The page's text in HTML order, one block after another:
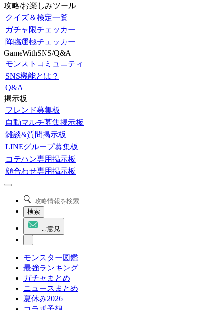
攻略/お楽しみツール
クイズ＆検定一覧
ガチャ限チェッカー
降臨運極チェッカー
GameWithSNS/Q&A
モンストコミュニティ
SNS機能とは？
Q&A
掲示板
フレンド募集板
自動マルチ募集掲示板
雑談&質問掲示板
LINEグループ募集板
コテハン専用掲示板
顔合わせ専用掲示板
検索
ご意見
モンスター図鑑
最強ランキング
ガチャまとめ
ニュースまとめ
夏休み2026